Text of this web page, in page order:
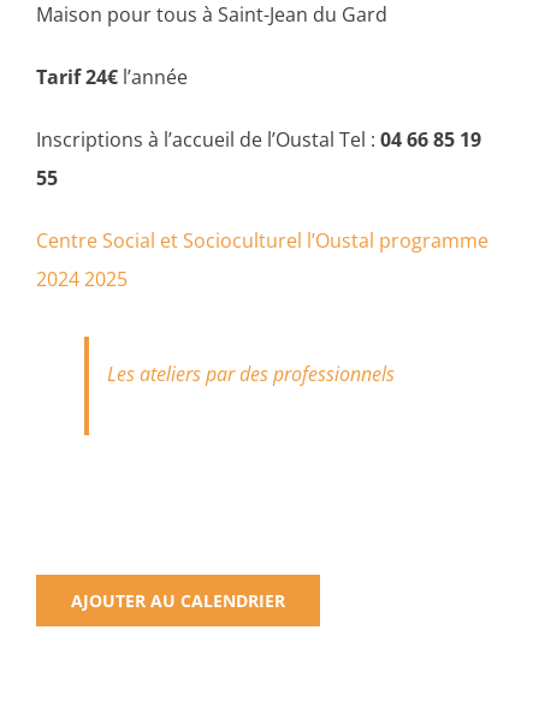
Maison pour tous à Saint-Jean du Gard
Tarif 24€ l’année
Inscriptions à l’accueil de l’Oustal Tel : 04 66 85 19
55
Centre Social et Socioculturel l’Oustal programme
2024 2025
Les ateliers par des professionnels
AJOUTER AU CALENDRIER